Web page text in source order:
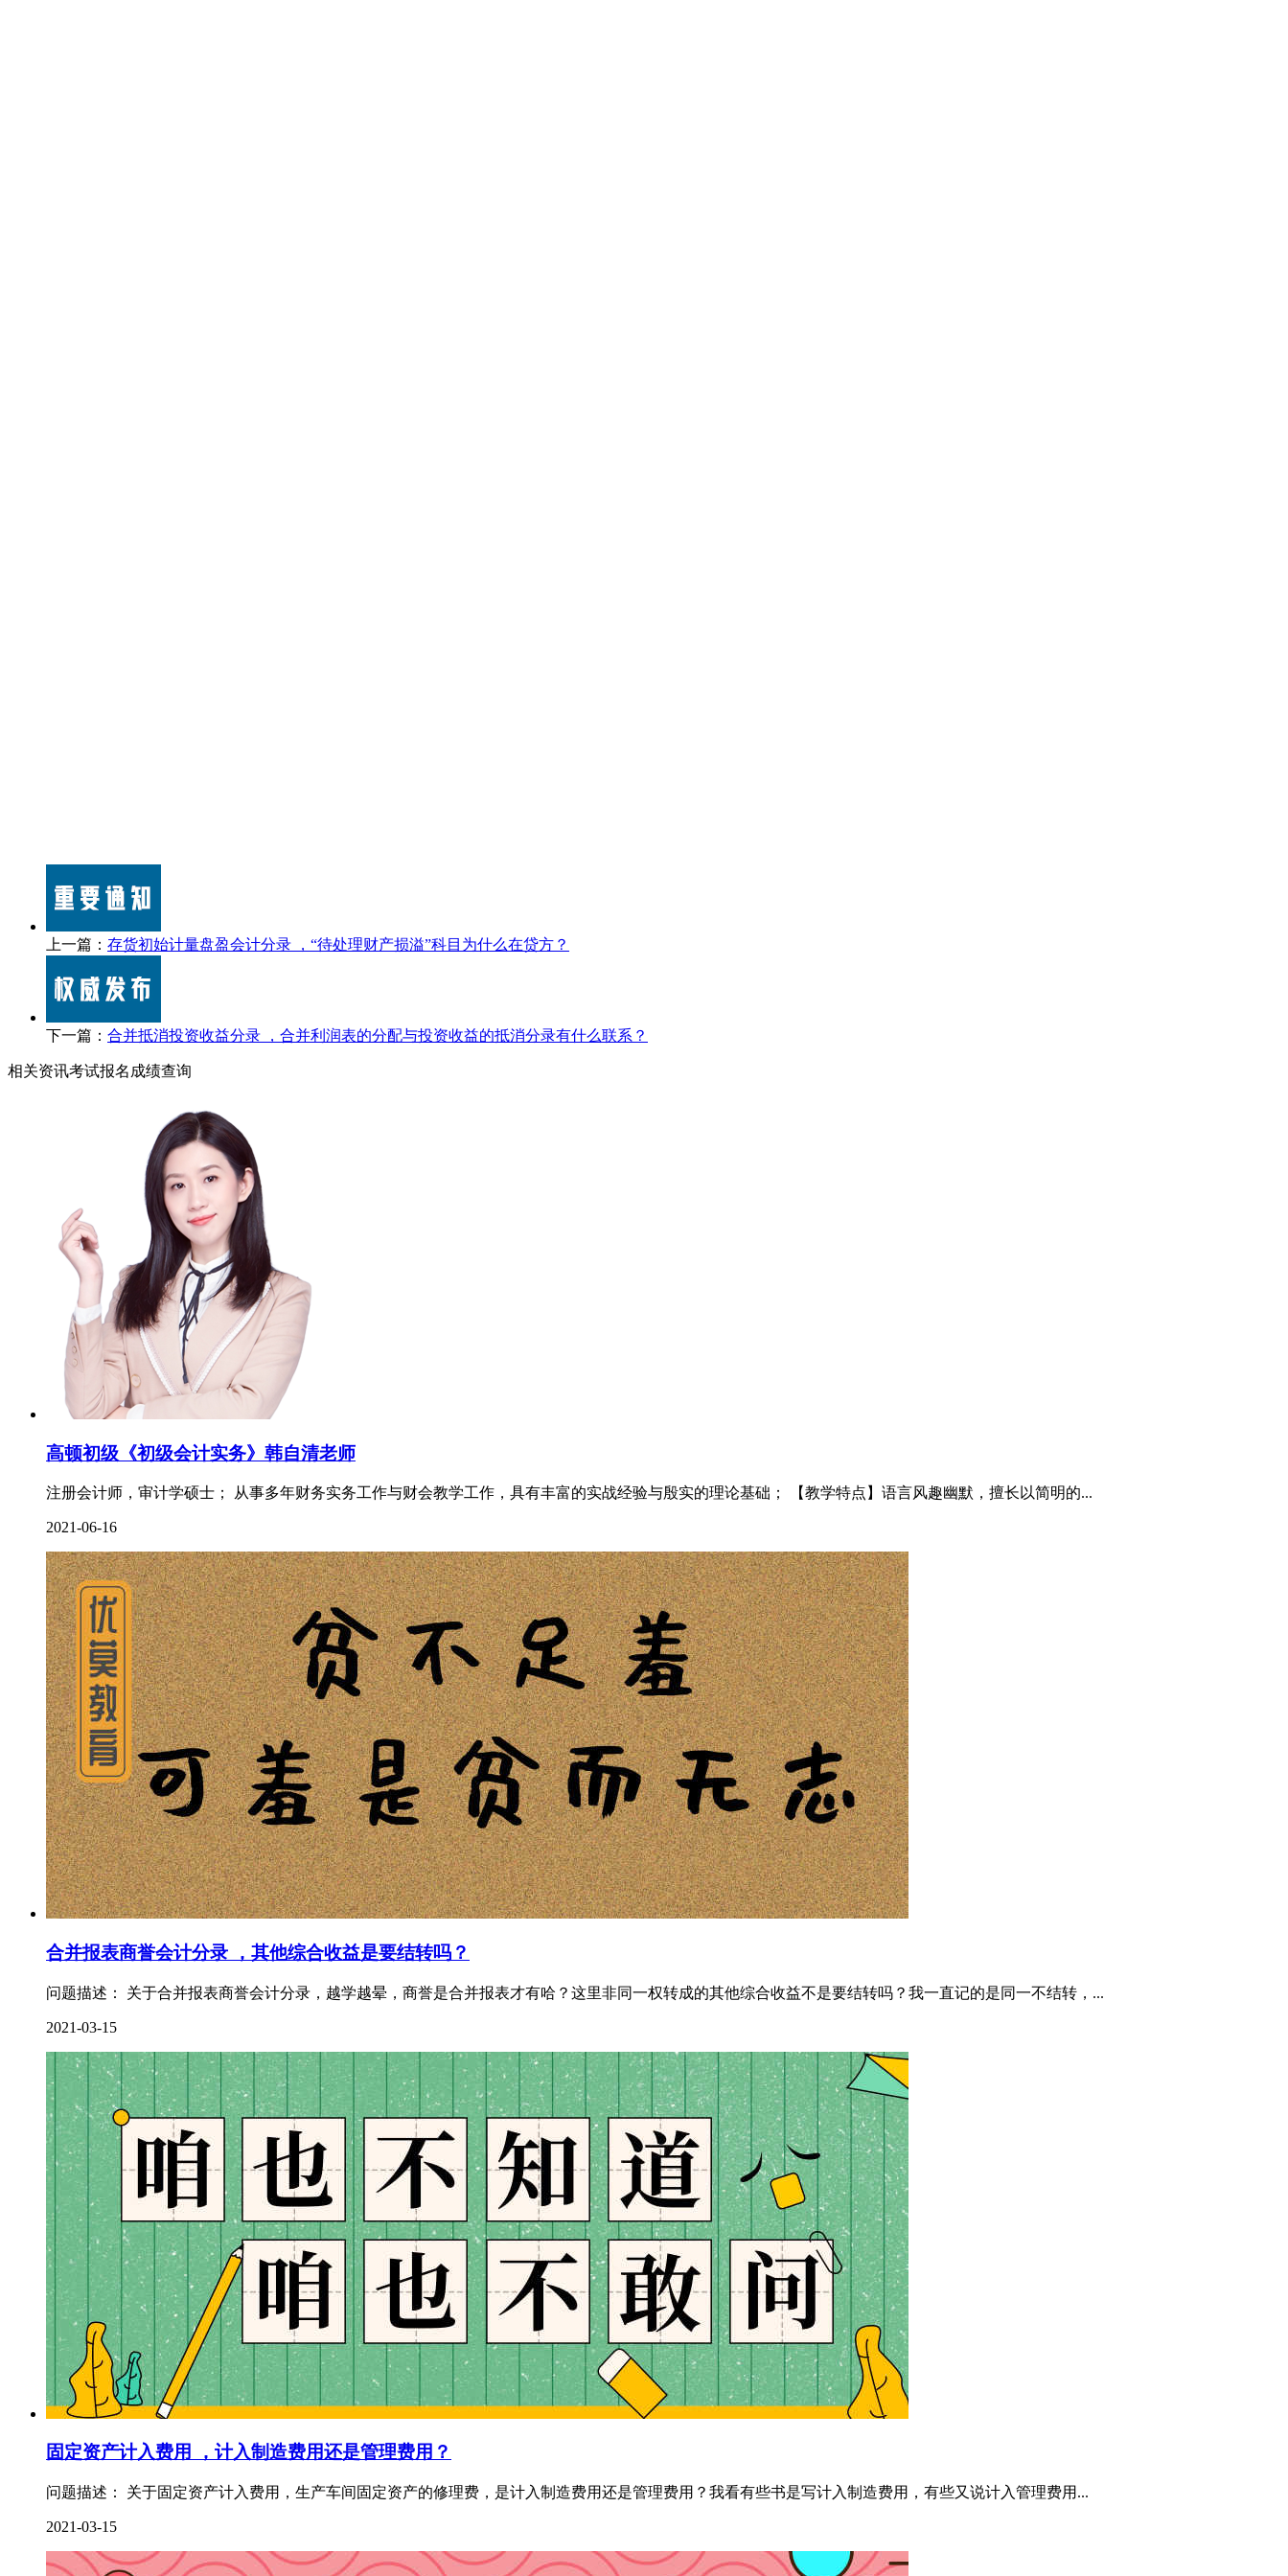
上一篇： 存货初始计量盘盈会计分录 ，“待处理财产损溢”科目为什么在贷方？
下一篇： 合并抵消投资收益分录 ，合并利润表的分配与投资收益的抵消分录有什么联系？
相关资讯考试报名 成绩查询
高顿初级《初级会计实务》韩自清老师
注册会计师，审计学硕士； 从事多年财务实务工作与财会教学工作，具有丰富的实战经验与殷实的理论基础； 【教学特点】语言风趣幽默，擅长以简明的...
2021-06-16
合并报表商誉会计分录 ，其他综合收益是要结转吗？
问题描述： 关于合并报表商誉会计分录，越学越晕，商誉是合并报表才有哈？这里非同一权转成的其他综合收益不是要结转吗？我一直记的是同一不结转，...
2021-03-15
固定资产计入费用 ，计入制造费用还是管理费用？
问题描述： 关于固定资产计入费用，生产车间固定资产的修理费，是计入制造费用还是管理费用？我看有些书是写计入制造费用，有些又说计入管理费用...
2021-03-15